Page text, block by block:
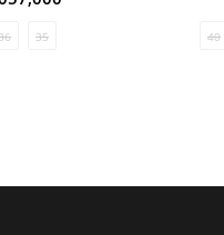
40
35